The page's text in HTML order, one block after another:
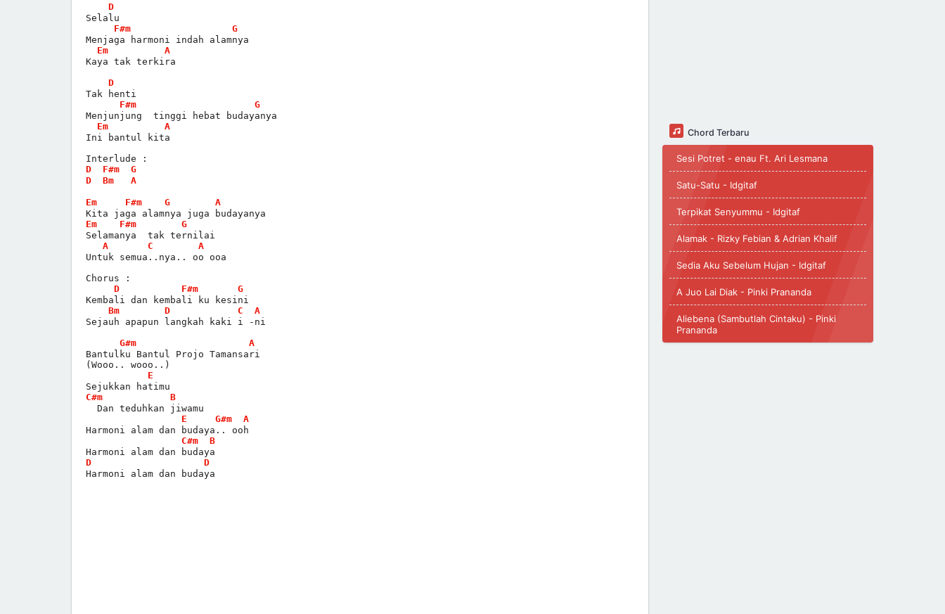
D
Selalu
F#m
G
Menjaga harmoni indah alamnya
Em
A
Kaya tak terkira
D
Tak henti
F#m
G
Menjunjung  tinggi hebat budayanya
Em
A
Ini bantul kita
Interlude :
D
F#m
G
D
Bm A
Em F#m G
A
Kita jaga alamnya juga budayanya
Em
F#m
G
Selamanya  tak ternilai
A
C
A
Untuk semua..nya.. oo ooa
Chorus :
D
F#m
G
Kembali dan kembali ku kesini
Bm
D C
A
Sejauh apapun langkah kaki i -ni
G#m
A
Bantulku Bantul Projo Tamansari
(Wooo.. wooo..)
E
Sejukkan hatimu
C#m
B
  Dan teduhkan jiwamu
E
G#m
A
Harmoni alam dan budaya.. ooh
C#m
B
Harmoni alam dan budaya
D
D
Harmoni alam dan budaya
Chord Terbaru
Sesi Potret - enau Ft. Ari Lesmana
Satu-Satu - Idgitaf
Terpikat Senyummu - Idgitaf
Alamak - Rizky Febian & Adrian Khalif
Sedia Aku Sebelum Hujan - Idgitaf
A Juo Lai Diak - Pinki Prananda
Aliebena (Sambutlah Cintaku) - Pinki
Prananda